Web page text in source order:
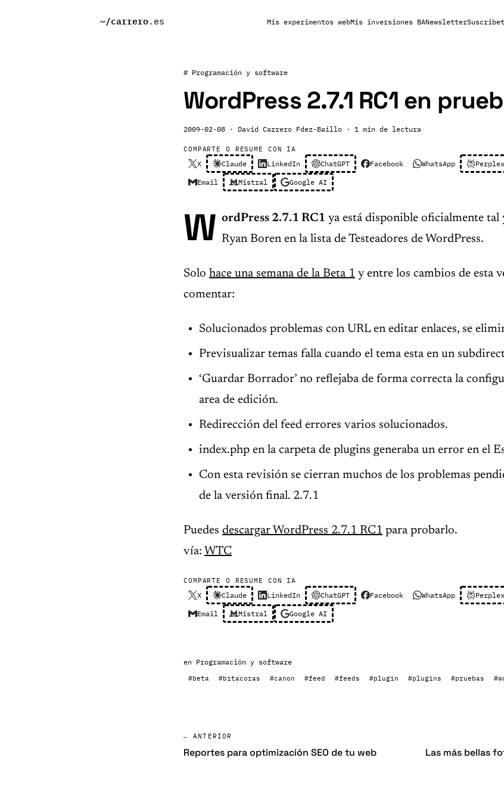
~/carrero.es Mis experimentos webMis inversiones BANewsletter
# Programación y software
WordPress 2.7.1 RC1 en
2009-02-08 · David Carrero Fdez-Baillo · 1 min de lectura
COMPARTE O RESUME CON IA
X Claude LinkedIn ChatGPT Facebook WhatsApp
Email Mistral Google AI
W ordPress 2.7.1 RC1 ya está disponible oficialmente
Ryan Boren en la lista de Testeadores de WordPress.
Solo hace una semana de la Beta 1 y entre los cambios de esta
comentar:
Solucionados problemas con URL en editar enlaces, se
Previsualizar temas falla cuando el tema esta en un
‘Guardar Borrador’ no reflejaba de forma correcta la
area de edición.
Redirección del feed errores varios solucionados.
index.php en la carpeta de plugins generaba un error en el
Con esta revisión se cierran muchos de los problemas
de la versión final. 2.7.1
Puedes descargar WordPress 2.7.1 RC1 para probarlo.
vía: WTC
COMPARTE O RESUME CON IA
X Claude LinkedIn ChatGPT Facebook WhatsApp
Email Mistral Google AI
en Programación y software
#beta #bitacoras #canon #feed #feeds #plugin #plugins #pruebas
← ANTERIOR
Reportes para optimización SEO de tu web
Las más bellas